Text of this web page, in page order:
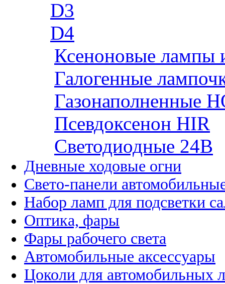
D3
D4
Ксеноновые лампы
Галогенные
Газонаполненные
Псевдоксенон HIR
Cветодиодные 24B
Дневные ходовые огни
Свето-панели
Набор ламп для подсветки
Оптика, фары
Фары рабочего света
Автомобильные аксессуары
Цоколи для автомобильных